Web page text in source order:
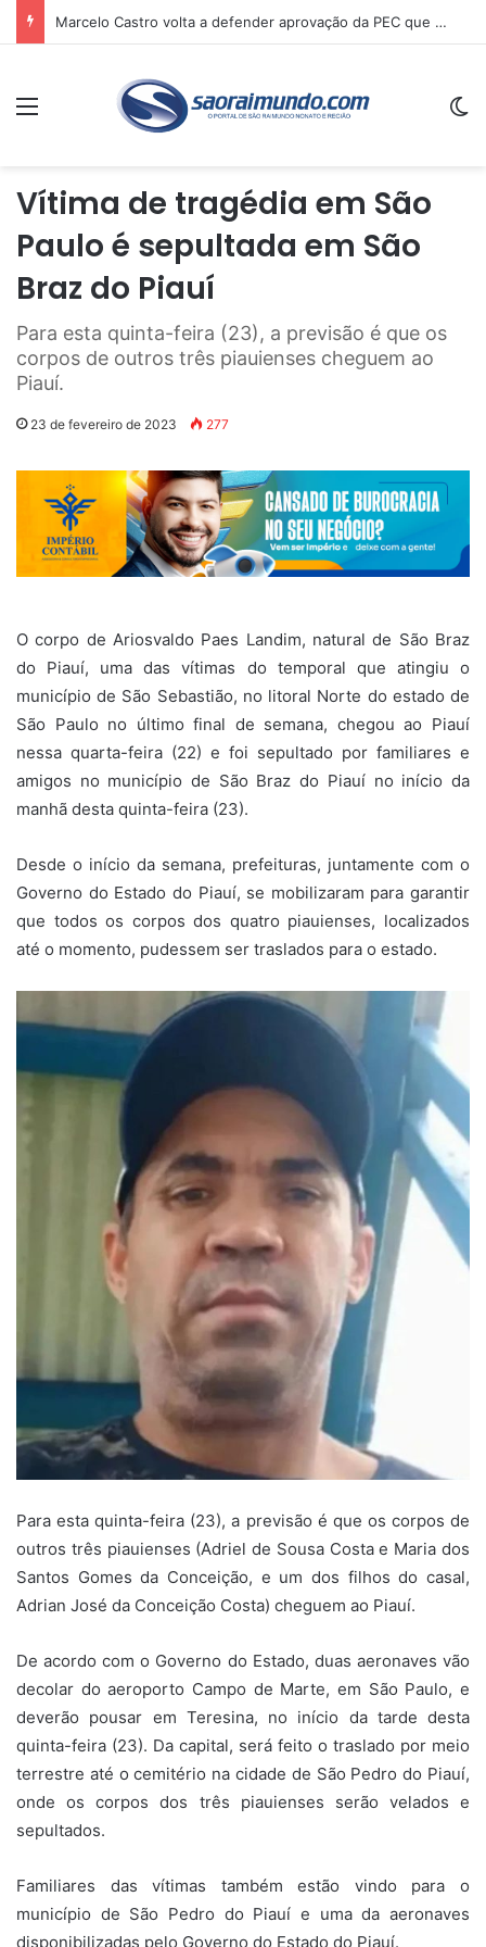
Marcelo Castro volta a defender aprovação da PEC que acaba com a escala 6×1 e avalia clima no Senado
Menu
Vítima de tragédia em São
Paulo é sepultada em São
Braz do Piauí
Para esta quinta-feira (23), a previsão é que os
corpos de outros três piauienses cheguem ao
Piauí.
23 de fevereiro de 2023 277
O corpo de Ariosvaldo Paes Landim, natural de São Braz
do Piauí, uma das vítimas do temporal que atingiu o
município de São Sebastião, no litoral Norte do estado de
São Paulo no último final de semana, chegou ao Piauí
nessa quarta-feira (22) e foi sepultado por familiares e
amigos no município de São Braz do Piauí no início da
manhã desta quinta-feira (23).
Desde o início da semana, prefeituras, juntamente com o
Governo do Estado do Piauí, se mobilizaram para garantir
que todos os corpos dos quatro piauienses, localizados
até o momento, pudessem ser traslados para o estado.
Para esta quinta-feira (23), a previsão é que os corpos de
outros três piauienses (Adriel de Sousa Costa e Maria dos
Santos Gomes da Conceição, e um dos filhos do casal,
Adrian José da Conceição Costa) cheguem ao Piauí.
De acordo com o Governo do Estado, duas aeronaves vão
decolar do aeroporto Campo de Marte, em São Paulo, e
deverão pousar em Teresina, no início da tarde desta
quinta-feira (23). Da capital, será feito o traslado por meio
terrestre até o cemitério na cidade de São Pedro do Piauí,
onde os corpos dos três piauienses serão velados e
sepultados.
Familiares das vítimas também estão vindo para o
município de São Pedro do Piauí e uma da aeronaves
disponibilizadas pelo Governo do Estado do Piauí.